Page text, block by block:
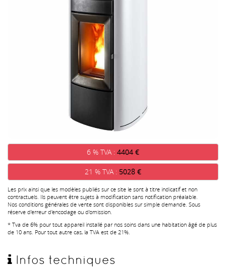
6 % TVA : 4404 €
21 % TVA : 5028 €
Les prix ainsi que les modèles publiés sur ce site le sont à titre indicatif et non
contractuels. Ils peuvent être sujets à modification sans notification préalable.
Nos conditions générales de vente sont disponibles sur simple demande. Sous
réserve d'erreur d'encodage ou d'omission.
* Tva de 6% pour tout appareil installé par nos soins dans une habitation âgé de plus
de 10 ans. Pour tout autre cas, la TVA est de 21%.
Infos techniques